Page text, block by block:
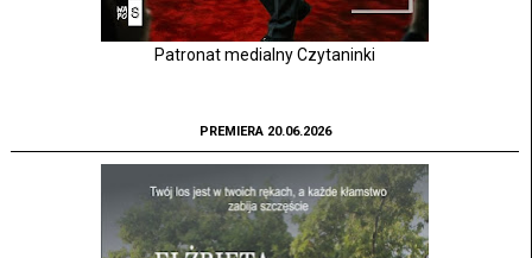
Patronat medialny Czytaninki
PREMIERA 20.06.2026